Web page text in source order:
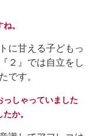
。
に甘える子どもっ
２』では自立をし
です。
っしゃっていました
か。